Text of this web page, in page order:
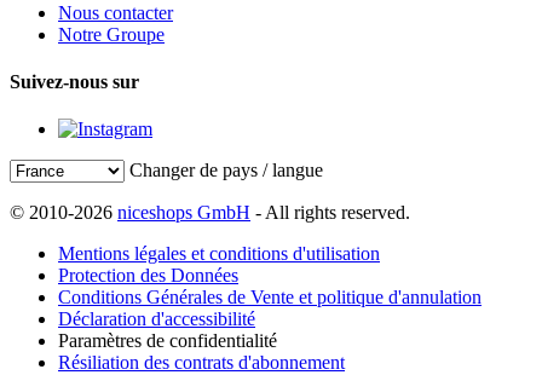
Nous contacter
Notre Groupe
Suivez-nous sur
Changer de pays / langue
© 2010-2026 niceshops GmbH - All rights reserved.
Mentions légales et conditions d'utilisation
Protection des Données
Conditions Générales de Vente et politique d'annulation
Déclaration d'accessibilité
Paramètres de confidentialité
Résiliation des contrats d'abonnement